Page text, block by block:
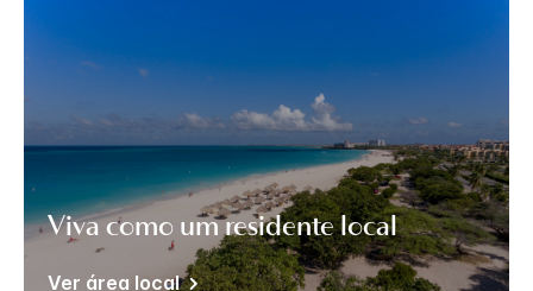
Viva como um residente local
Ver área local